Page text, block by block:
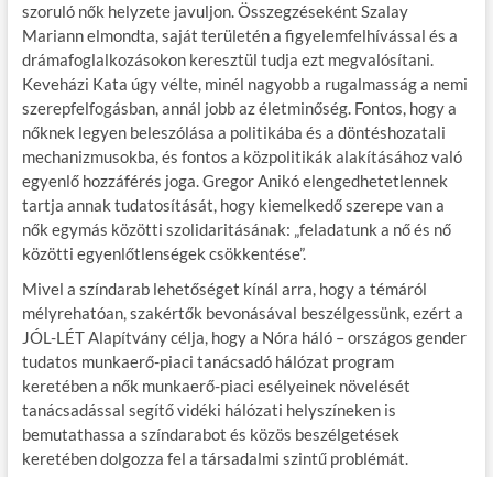
szoruló nők helyzete javuljon. Összegzéseként Szalay
Mariann elmondta, saját területén a figyelemfelhívással és a
drámafoglalkozásokon keresztül tudja ezt megvalósítani.
Keveházi Kata úgy vélte, minél nagyobb a rugalmasság a nemi
szerepfelfogásban, annál jobb az életminőség. Fontos, hogy a
nőknek legyen beleszólása a politikába és a döntéshozatali
mechanizmusokba, és fontos a közpolitikák alakításához való
egyenlő hozzáférés joga. Gregor Anikó elengedhetetlennek
tartja annak tudatosítását, hogy kiemelkedő szerepe van a
nők egymás közötti szolidaritásának: „feladatunk a nő és nő
közötti egyenlőtlenségek csökkentése”.
Mivel a színdarab lehetőséget kínál arra, hogy a témáról
mélyrehatóan, szakértők bevonásával beszélgessünk, ezért a
JÓL-LÉT Alapítvány célja, hogy a Nóra háló – országos gender
tudatos munkaerő-piaci tanácsadó hálózat program
keretében a nők munkaerő-piaci esélyeinek növelését
tanácsadással segítő vidéki hálózati helyszíneken is
bemutathassa a színdarabot és közös beszélgetések
keretében dolgozza fel a társadalmi szintű problémát.